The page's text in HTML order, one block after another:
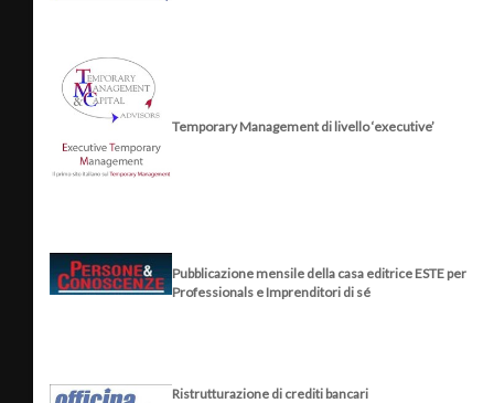
Temporary Management di livello ‘executive’
Pubblicazione mensile della casa editrice ESTE per
Professionals e Imprenditori di sé
Ristrutturazione di crediti bancari